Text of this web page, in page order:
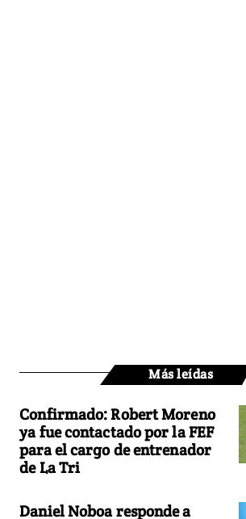
Más leídas
Confirmado: Robert Moreno
ya fue contactado por la FEF
para el cargo de entrenador
de La Tri
Daniel Noboa responde a